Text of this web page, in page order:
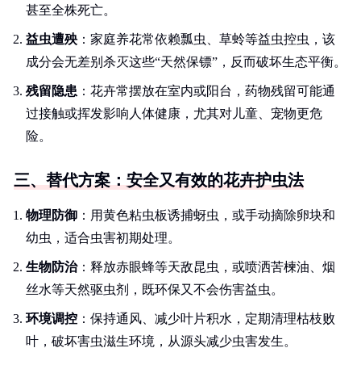
甚至全株死亡。
益虫遭殃：家庭养花常依赖瓢虫、草蛉等益虫控虫，该
成分会无差别杀灭这些“天然保镖”，反而破坏生态平衡。
残留隐患 ：花卉常摆放在室内或阳台，药物残留可能通
过接触或挥发影响人体健康，尤其对儿童、宠物更危
险。
三、替代方案：安全又有效的花卉护虫法
物理防御 ：用黄色粘虫板诱捕蚜虫，或手动摘除卵块和
幼虫，适合虫害初期处理。
生物防治：释放赤眼蜂等天敌昆虫，或喷洒苦楝油、烟
丝水等天然驱虫剂，既环保又不会伤害益虫。
环境调控 ：保持通风、减少叶片积水，定期清理枯枝败
叶，破坏害虫滋生环境，从源头减少虫害发生。